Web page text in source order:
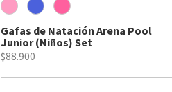
Gafas de Natación Arena Pool
Junior (Niños) Set
$88.900